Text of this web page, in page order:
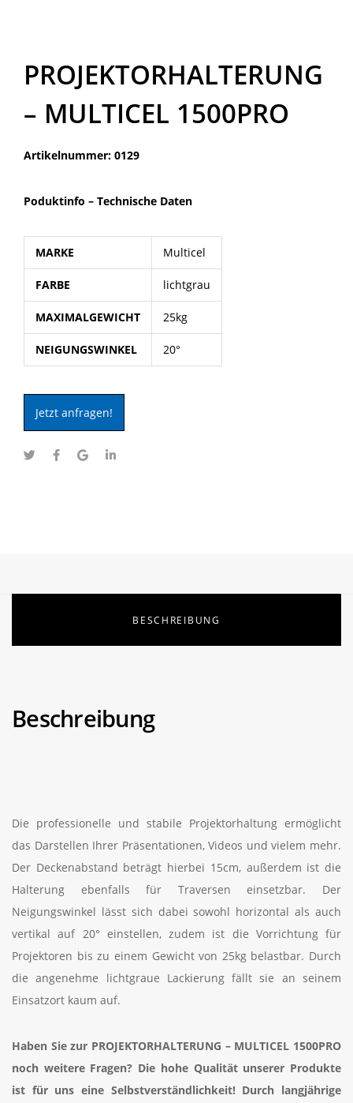
PROJEKTORHALTERUNG
– MULTICEL 1500PRO
Artikelnummer: 0129
Poduktinfo – Technische Daten
MARKE Multicel
FARBE lichtgrau
MAXIMALGEWICHT 25kg
NEIGUNGSWINKEL 20°
Jetzt anfragen!
BESCHREIBUNG
Beschreibung
Die professionelle und stabile Projektorhaltung ermöglicht
das Darstellen Ihrer Präsentationen, Videos und vielem mehr.
Der Deckenabstand beträgt hierbei 15cm, außerdem ist die
Halterung ebenfalls für Traversen einsetzbar. Der
Neigungswinkel lässt sich dabei sowohl horizontal als auch
vertikal auf 20° einstellen, zudem ist die Vorrichtung für
Projektoren bis zu einem Gewicht von 25kg belastbar. Durch
die angenehme lichtgraue Lackierung fällt sie an seinem
Einsatzort kaum auf.
Haben Sie zur PROJEKTORHALTERUNG – MULTICEL 1500PRO
noch weitere Fragen? Die hohe Qualität unserer Produkte
ist für uns eine Selbstverständlichkeit! Durch langjährige